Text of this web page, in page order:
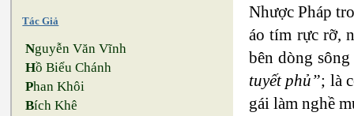
Tác Giả
Nguyễn Văn Vĩnh
Hồ Biểu Chánh
Phan Khôi
Bích Khê
Nhược Pháp
áo tím rực rỡ,
bên dòng
tuyết phủ”; là
gái làm nghề